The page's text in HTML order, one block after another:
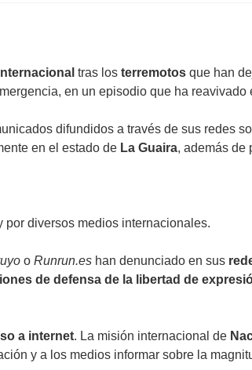
tras los terremotos que han
en un episodio que ha reavivado
difundidos a través de sus redes
en el estado de La Guaira, además de
diversos medios internacionales.
o Runrun.es han denunciado en sus
de defensa de la libertad de
a internet. La misión internacional de
y a los medios informar sobre la